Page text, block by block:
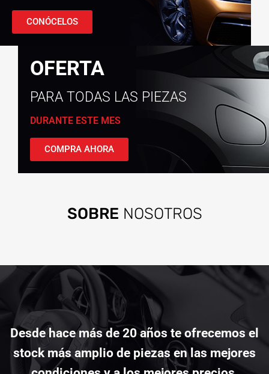
CONÓCELOS
OFERTA
PARA TODAS LAS PIEZAS
DURANTE ESTE MES
COMPRA AHORA
SOBRE NOSOTROS
Desde hace más de 20 años te ofrecemos el
stock más amplio de piezas en las mejores